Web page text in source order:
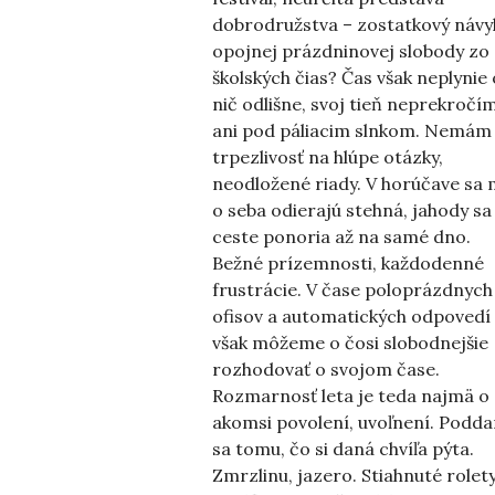
dobrodružstva – zostatkový
opojnej prázdninovej slobody zo
školských čias? Čas však neplynie
nič odlišne, svoj tieň
ani pod páliacim slnkom. Nemám
trpezlivosť na hlúpe otázky,
neodložené riady. V horúčave sa
o seba odierajú stehná, jahody sa
ceste ponoria až na samé dno.
Bežné prízemnosti, každodenné
frustrácie. V čase poloprázdnych
ofisov a automatických odpovedí
však môžeme o čosi slobodnejšie
rozhodovať o svojom čase.
Rozmarnosť leta je teda najmä o
akomsi povolení, uvoľnení.
sa tomu, čo si daná chvíľa pýta.
Zmrzlinu, jazero. Stiahnuté